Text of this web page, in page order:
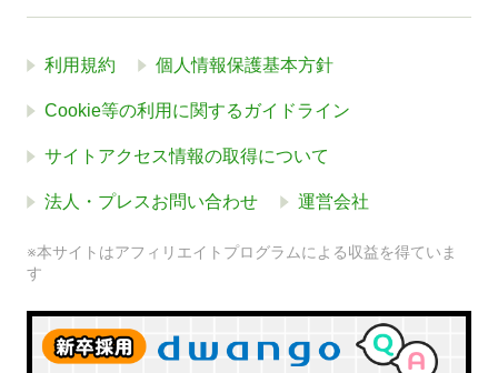
利用規約 個人情報保護基本方針
Cookie等の利用に関するガイドライン
サイトアクセス情報の取得について
法人・プレスお問い合わせ 運営会社
※本サイトはアフィリエイトプログラムによる収益を得ていま
す